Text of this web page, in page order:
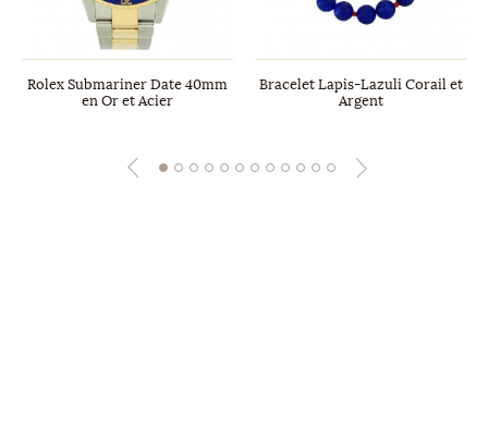
Rolex Submariner Date 40mm
en Or et Acier
Bracelet Lapis-Lazuli Corail et
Argent